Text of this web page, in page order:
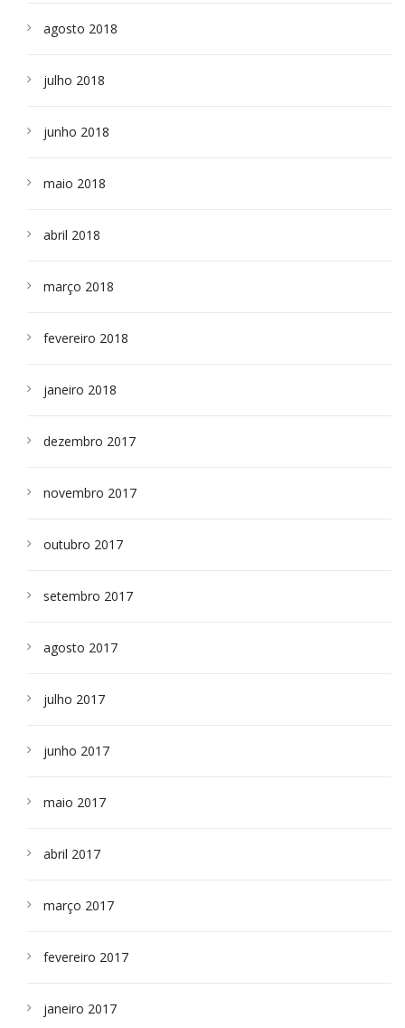
agosto 2018
julho 2018
junho 2018
maio 2018
abril 2018
março 2018
fevereiro 2018
janeiro 2018
dezembro 2017
novembro 2017
outubro 2017
setembro 2017
agosto 2017
julho 2017
junho 2017
maio 2017
abril 2017
março 2017
fevereiro 2017
janeiro 2017